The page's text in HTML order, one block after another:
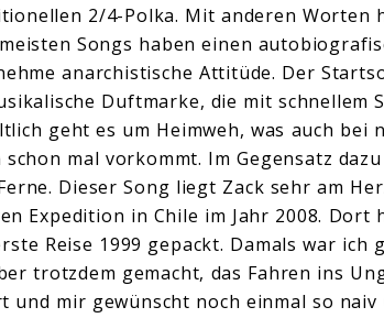
2/4-Polka. Mit anderen Worten
Songs haben einen
anarchistische Attitüde. Der
Duftmarke, die mit schnellem
geht es um Heimweh, was auch bei
mal vorkommt. Im Gegensatz
Dieser Song liegt Zack sehr am
Expedition in Chile im Jahr 2008. Dort
Reise 1999 gepackt. Damals war ich
trotzdem gemacht, das Fahren ins
und mir gewünscht noch einmal so naiv